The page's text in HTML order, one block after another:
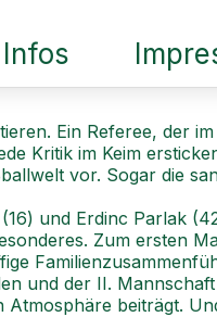
Infos
Ein Referee, der
Kritik im Keim
vor. Sogar die
und Erdinc Parlak
Zum ersten
und der II.
beiträgt.